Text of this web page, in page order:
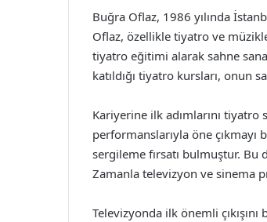
Buğra Oflaz, 1986 yılında
Oflaz, özellikle tiyatro ve
tiyatro eğitimi alarak sahne
katıldığı tiyatro kursları, onun
Kariyerine ilk adımlarını
performanslarıyla öne
sergileme fırsatı bulmuştur.
Zamanla televizyon ve sinema
Televizyonda ilk önemli